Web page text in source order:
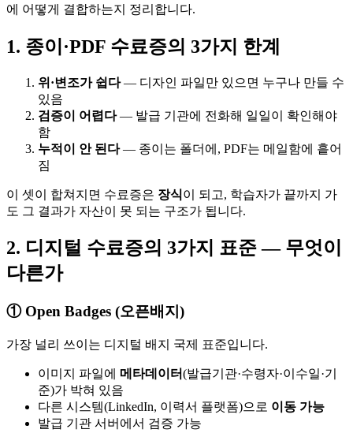
에 어떻게 결합하는지 정리합니다.
1. 종이·PDF 수료증의 3가지 한계
위·변조가 쉽다— 디자인 파일만 있으면 누구나 만들 수
있음
검증이 어렵다— 발급 기관에 전화해 일일이 확인해야
함
누적이 안 된다— 종이는 폴더에, PDF는 메일함에 흩어
짐
이 셋이 합쳐지면 수료증은 장식이 되고, 학습자가 끝까지 가
도 그 결과가 자산이 못 되는 구조가 됩니다.
2. 디지털 수료증의 3가지 표준 — 무엇이
다른가
① Open Badges (오픈배지)
가장 널리 쓰이는 디지털 배지 국제 표준입니다.
이미지 파일에 메타데이터(발급기관·수령자·이수일·기
준)가 박혀 있음
다른 시스템(LinkedIn, 이력서 플랫폼)으로 이동 가능
발급 기관 서버에서 검증 가능